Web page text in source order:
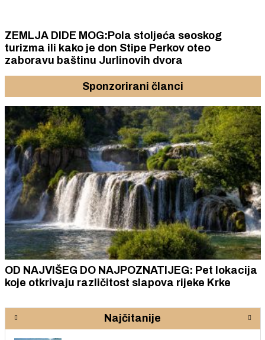
ZEMLJA DIDE MOG:Pola stoljeća seoskog
turizma ili kako je don Stipe Perkov oteo
zaboravu baštinu Jurlinovih dvora
Sponzorirani članci
OD NAJVIŠEG DO NAJPOZNATIJEG: Pet lokacija
koje otkrivaju različitost slapova rijeke Krke
Najčitanije